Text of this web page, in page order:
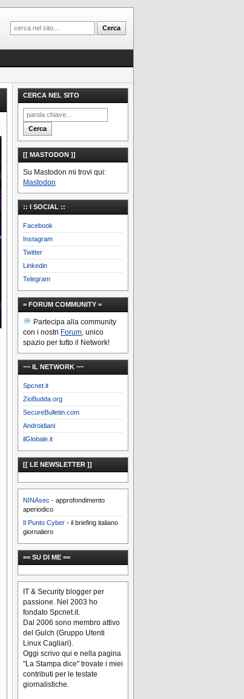
CERCA NEL SITO
[[ MASTODON ]]
Su Mastodon mi trovi qui:
Mastodon
:: I SOCIAL ::
Facebook
Instagram
Twitter
Linkedin
Telegram
= FORUM COMMUNITY =
Partecipa alla community
con i nostri Forum, unico
spazio per tutto il Network!
~~ IL NETWORK ~~
Spcnet.it
ZioBudda.org
SecureBulletin.com
Androidiani
ilGlobale.it
[[ LE NEWSLETTER ]]
NINAsec - approfondimento
aperiodico
Il Punto Cyber - il briefing italiano
giornaliero
== SU DI ME ==
IT & Security blogger per
passione. Nel 2003 ho
fondato Spcnet.it.
Dal 2006 sono membro attivo
del Gulch (Gruppo Utenti
Linux Cagliari).
Oggi scrivo qui e nella pagina
"La Stampa dice" trovate i miei
contributi per le testate
giornalistiche.